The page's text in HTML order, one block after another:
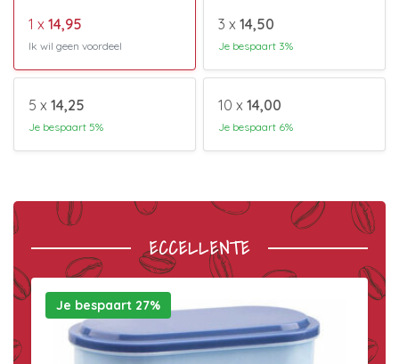
1 x 14,95
Ik wil geen voordeel
3 x 14,50
Je bespaart 3%
5 x 14,25
Je bespaart 5%
10 x 14,00
Je bespaart 6%
ECCELLENTE
Je bespaart 27%